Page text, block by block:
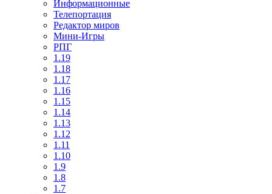
Информационные
Телепортация
Редактор миров
Мини-Игры
РПГ
1.19
1.18
1.17
1.16
1.15
1.14
1.13
1.12
1.11
1.10
1.9
1.8
1.7